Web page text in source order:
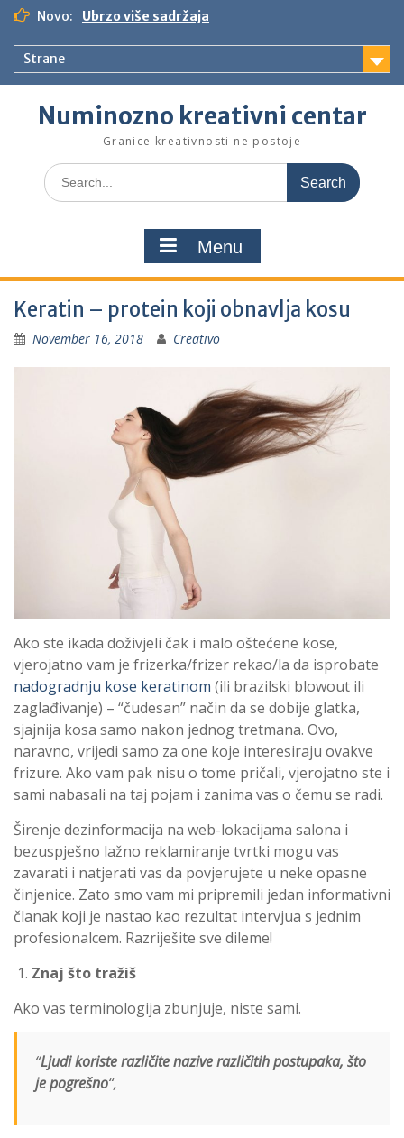
t
Novo: Ubrzo više sadržaja
Strane
Numinozno kreativni centar
Granice kreativnosti ne postoje
S
e
f
o
:
Menu
Keratin – protein koji obnavlja kosu
November 16, 2018 Creativo
Ako ste ikada doživjeli čak i malo oštećene kose,
vjerojatno vam je frizerka/frizer rekao/la da isprobate
nadogradnju kose keratinom (ili brazilski blowout ili
zaglađivanje) – “čudesan” način da se dobije glatka,
sjajnija kosa samo nakon jednog tretmana. Ovo,
naravno, vrijedi samo za one koje interesiraju ovakve
frizure. Ako vam pak nisu o tome pričali, vjerojatno ste i
sami nabasali na taj pojam i zanima vas o čemu se radi.
Širenje dezinformacija na web-lokacijama salona i
bezuspješno lažno reklamiranje tvrtki mogu vas
zavarati i natjerati vas da povjerujete u neke opasne
činjenice. Zato smo vam mi pripremili jedan informativni
članak koji je nastao kao rezultat intervjua s jednim
profesionalcem. Razriješite sve dileme!
Znaj što tražiš
Ako vas terminologija zbunjuje, niste sami.
“Ljudi koriste različite nazive različitih postupaka, što
je pogrešno“,